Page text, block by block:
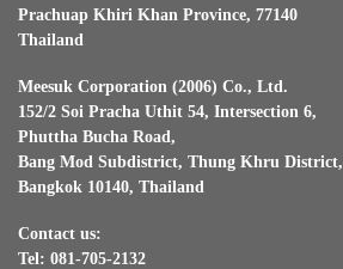
Prachuap Khiri Khan Province, 77140
Thailand
Meesuk Corporation (2006) Co., Ltd.
152/2 Soi Pracha Uthit 54, Intersection 6,
Phuttha Bucha Road,
Bang Mod Subdistrict, Thung Khru District,
Bangkok 10140, Thailand
Contact us:
Tel: 081-705-2132